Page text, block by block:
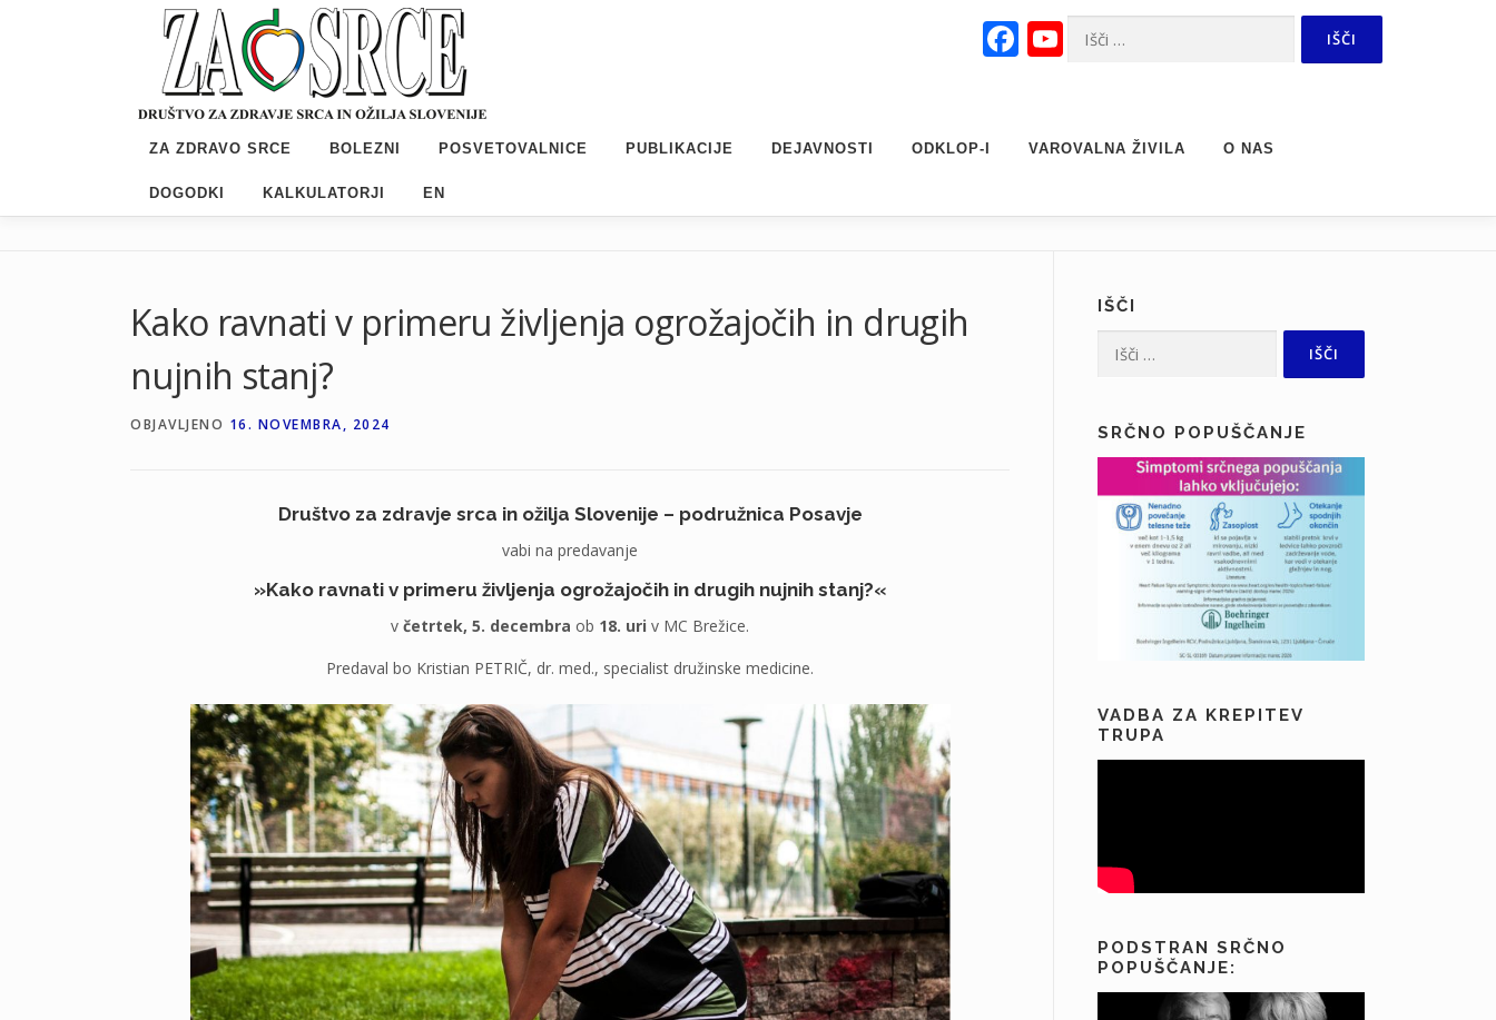
Facebook
YouTube
Išči:
ZA ZDRAVO SRCE BOLEZNI POSVETOVALNICE PUBLIKACIJE DEJAVNOSTI ODKLOP-I VAROVALNA ŽIVILA O NAS
DOGODKI KALKULATORJI EN
Kako ravnati v primeru življenja ogrožajočih in drugih
nujnih stanj?
OBJAVLJENO 16. NOVEMBRA, 2024
Društvo za zdravje srca in ožilja Slovenije – podružnica Posavje
vabi na predavanje
»Kako ravnati v primeru življenja ogrožajočih in drugih nujnih stanj?«
v četrtek, 5. decembra ob 18. uri v MC Brežice.
Predaval bo Kristian PETRIČ, dr. med., specialist družinske medicine.
IŠČI
Išči:
SRČNO POPUŠČANJE
VADBA ZA KREPITEV
TRUPA
PODSTRAN SRČNO
POPUŠČANJE: